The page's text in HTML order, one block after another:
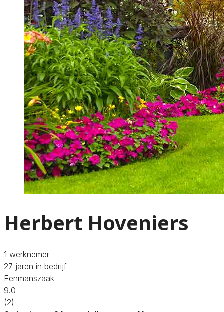
Herbert Hoveniers
1 werknemer
27 jaren in bedrijf
Eenmanszaak
9.0
(2)